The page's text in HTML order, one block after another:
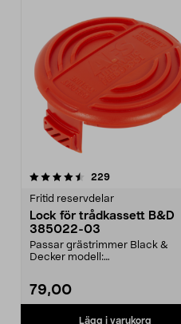
229recensioner
Fritid reservdelar
Lock för trådkassett B&D
385022-03
Passar grästrimmer Black &
Decker modell:
79,00
Lägg i varukorg
4.5av 5 stjärnor